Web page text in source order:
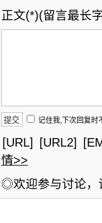
正文(*)(留言最长
记住我,下次回复时
[URL] [URL2]
情>>
◎欢迎参与讨论，